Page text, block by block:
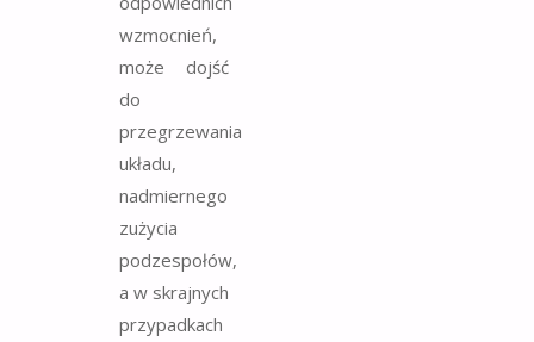
wzmocnień,
może dojść
do
przegrzewania
układu,
nadmiernego
zużycia
podzespołów,
a w skrajnych
przypadkach